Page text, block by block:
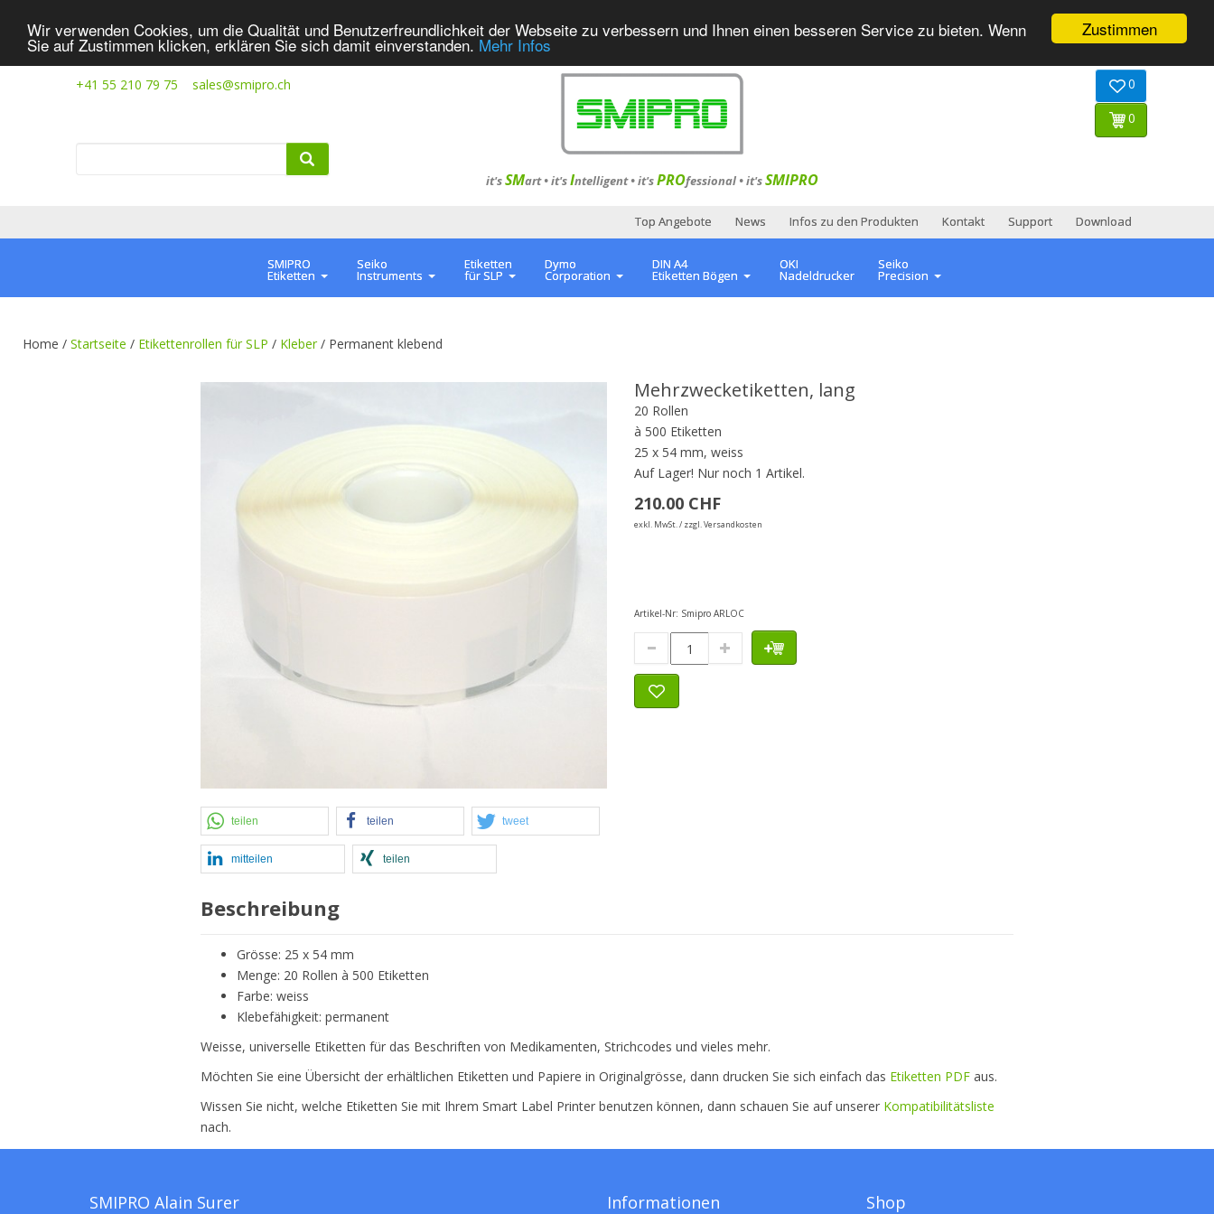
Zustimmen
Wir verwenden Cookies, um die Qualität und Benutzerfreundlichkeit der Webseite zu verbessern und Ihnen einen besseren Service zu bieten. Wenn
Sie auf Zustimmen klicken, erklären Sie sich damit einverstanden. Mehr Infos
+41 55 210 79 75 sales@smipro.ch
it'sSMart •it'sIntelligent•it'sPROfessional•it'sSMIPRO
0
0
Top Angebote News Infos zu den Produkten Kontakt Support Download
SMIPRO
Etiketten
Seiko
Instruments
Etiketten
für SLP
Dymo
Corporation
DIN A4
Etiketten Bögen
OKI
Nadeldrucker
Seiko
Precision
Home / Startseite / Etikettenrollen für SLP / Kleber / Permanent klebend
teilen teilen tweet
mitteilen teilen
Mehrzwecketiketten, lang
20 Rollen
à 500 Etiketten
25 x 54 mm, weiss
Auf Lager! Nur noch 1 Artikel.
210.00 CHF
exkl. MwSt. / zzgl. Versandkosten
Artikel-Nr: Smipro ARLOC
Beschreibung
Grösse: 25 x 54 mm
Menge: 20 Rollen à 500 Etiketten
Farbe: weiss
Klebefähigkeit: permanent
Weisse, universelle Etiketten für das Beschriften von Medikamenten, Strichcodes und vieles mehr.
Möchten Sie eine Übersicht der erhältlichen Etiketten und Papiere in Originalgrösse, dann drucken Sie sich einfach das Etiketten PDF aus.
Wissen Sie nicht, welche Etiketten Sie mit Ihrem Smart Label Printer benutzen können, dann schauen Sie auf unserer Kompatibilitätsliste
nach.
SMIPRO Alain Surer Informationen Shop